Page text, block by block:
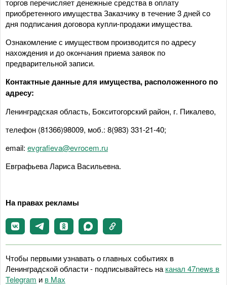
торгов перечисляет денежные средства в оплату
приобретенного имущества Заказчику в течение 3 дней со
дня подписания договора купли-продажи имущества.
Ознакомление с имуществом производится по адресу
нахождения и до окончания приема заявок по
предварительной записи.
Контактные данные для имущества, расположенного по
адресу:
Ленинградская область, Бокситогорский район, г. Пикалево,
телефон (81366)98009, моб.: 8(983) 331-21-40;
email: evgrafieva@evrocem.ru
Евграфьева Лариса Васильевна.
На правах рекламы
Чтобы первыми узнавать о главных событиях в
Ленинградской области - подписывайтесь на канал 47news в
Telegram и в Maх